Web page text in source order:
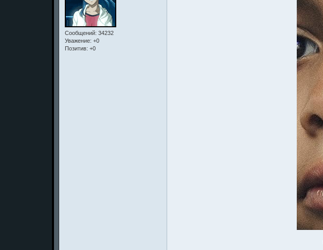
Сообщений: 34232
Уважение: +0
Позитив: +0